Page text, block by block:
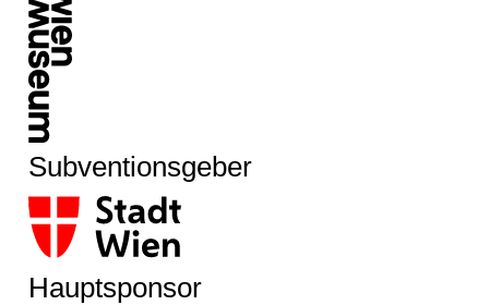
Subventionsgeber
Hauptsponsor